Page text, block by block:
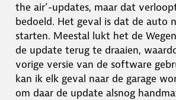
the air’-updates, maar dat
bedoeld. Het geval is dat de auto
starten. Meestal lukt het de
de update terug te draaien,
vorige versie van de software
kan ik elk geval naar de garage
om daar de update alsnog